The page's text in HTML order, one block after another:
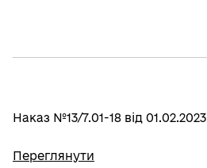
Наказ №13/7.01-18 від 01.02.2023
Переглянути